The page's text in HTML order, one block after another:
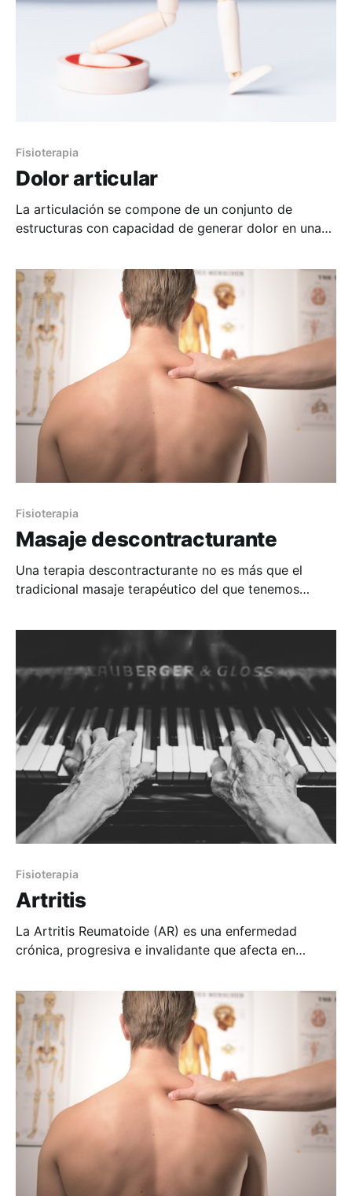
Fisioterapia
Dolor articular
La articulación se compone de un conjunto de
estructuras con capacidad de generar dolor en una
Tanto la capsula articular como los ligamentos y
músculos que lo recubren pueden ser los
responsables, y en menor medida cartílago y
meniscos. Para llegar a
Fisioterapia
Masaje descontracturante
Una terapia descontracturante no es más que el
tradicional masaje terapéutico del que tenemos
puede realizar con más o menos acierto, pero
practicado por profesionales. Y aquí radica la
diferencia entre años de estudio de la estructura
corporal y su funcionamiento combinado
Fisioterapia
Artritis
La Artritis Reumatoide (AR) es una enfermedad
crónica, progresiva e invalidante que afecta en
hombro, pie, rodilla y columna cervical, con periodos
recurrentes de inflamación. Evolución de la
enfermedad. 1º Periodo de inicio: Dolor, inflamación,